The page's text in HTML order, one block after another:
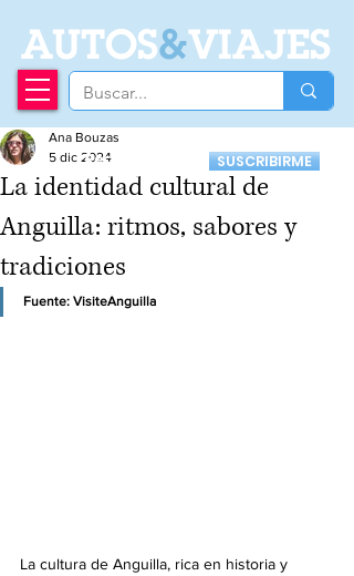
AUTOS&VIAJES
Recibí nuestro
Newsletter
SUSCRIBIRME
La identidad cultural de
Anguilla: ritmos, sabores y
tradiciones
Ana Bouzas
5 dic 2024
Fuente: VisiteAnguilla
La cultura de Anguilla, rica en historia y